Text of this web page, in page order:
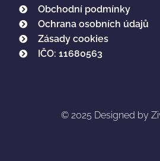
Obchodní podmínky
Ochrana osobních údajů
Zásady cookies
IČO: 11680563
© 2025 Designed by